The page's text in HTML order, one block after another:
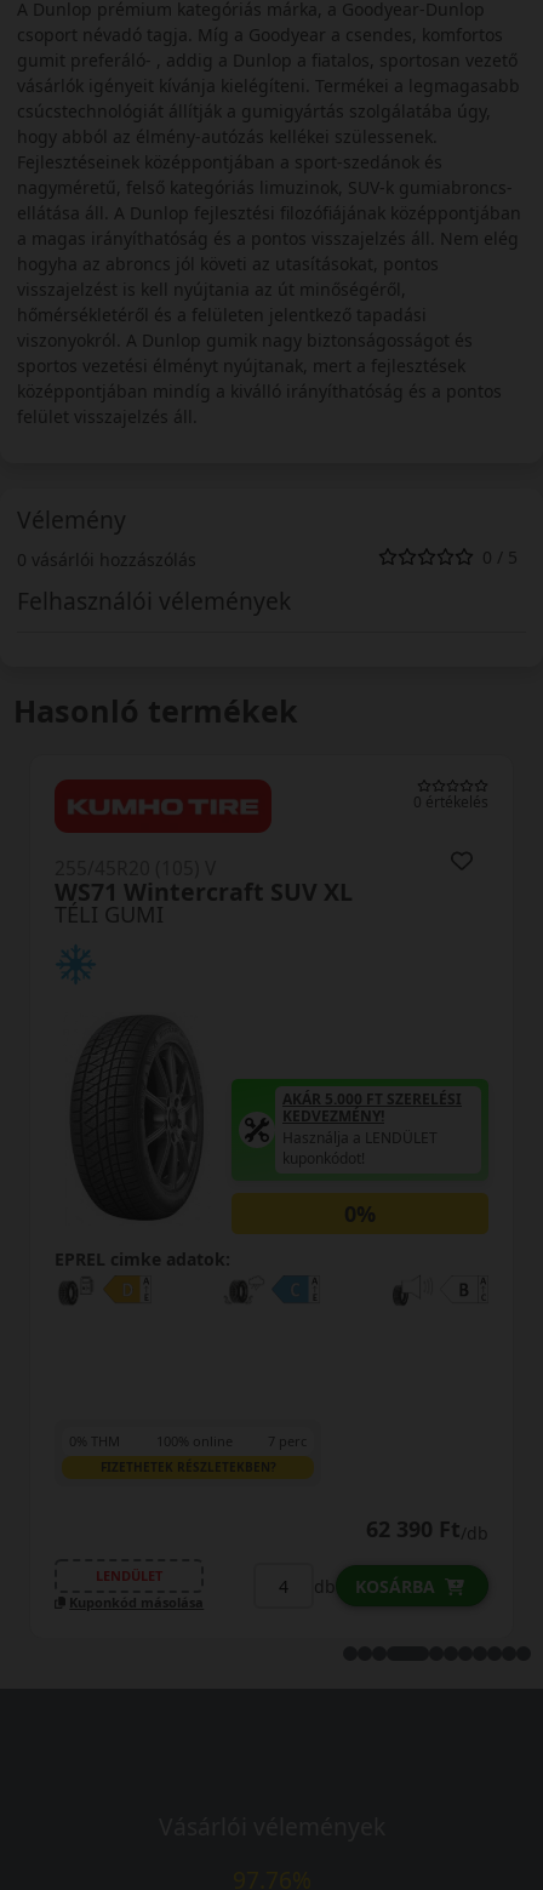
A Dunlop prémium kategóriás márka, a Goodyear-Dunlop
csoport névadó tagja. Míg a Goodyear a csendes, komfortos
gumit preferáló- , addig a Dunlop a fiatalos, sportosan vezető
vásárlók igényeit kívánja kielégíteni. Termékei a legmagasabb
csúcstechnológiát állítják a gumigyártás szolgálatába úgy,
hogy abból az élmény-autózás kellékei szülessenek.
Fejlesztéseinek középpontjában a sport-szedánok és
nagyméretű, felső kategóriás limuzinok, SUV-k gumiabroncs-
ellátása áll. A Dunlop fejlesztési filozófiájának középpontjában
a magas irányíthatóság és a pontos visszajelzés áll. Nem elég
hogyha az abroncs jól követi az utasításokat, pontos
visszajelzést is kell nyújtania az út minőségéről,
hőmérsékletéről és a felületen jelentkező tapadási
viszonyokról. A Dunlop gumik nagy biztonságosságot és
sportos vezetési élményt nyújtanak, mert a fejlesztések
középpontjában mindíg a kiválló irányíthatóság és a pontos
felület visszajelzés áll.
Vélemény
0 vásárlói hozzászólás 0 / 5
Felhasználói vélemények
Hasonló termékek
0 értékelés
TÉLI GUMI
WS71 Wintercraft SUV XL
AKÁR 5.000 FT SZERELÉSI
KEDVEZMÉNY!
Használja a LENDÜLET
kuponkódot!
0%
EPREL cimke adatok:
0% THM 100% online 7 perc
FIZETHETEK RÉSZLETEKBEN?
62 390 Ft/db
LENDÜLET
Kuponkód másolása
db KOSÁRBA